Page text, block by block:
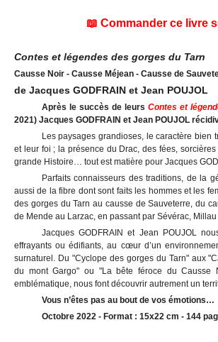
📖 Commander ce livre
Contes et légendes des gorges du Tarn
Causse Noir - Causse Méjean - Causse de
de Jacques GODFRAIN et Jean POUJOL
Après le succès de leurs Contes et
2021) Jacques GODFRAIN et Jean POUJOL
Les paysages grandioses, le caractère bien
et leur foi ; la présence du Drac, des fées,
grande Histoire… tout est matière pour Jacques
Parfaits connaisseurs des traditions, de la
aussi de la fibre dont sont faits les hommes et les
des gorges du Tarn au causse de Sauveterre, du
de Mende au Larzac, en passant par Sévérac,
Jacques GODFRAIN et Jean POUJOL
effrayants ou édifiants, au cœur d’un
surnaturel. Du "Cyclope des gorges du Tarn" aux
du mont Gargo" ou "La bête féroce du Causse
emblématique, nous font découvrir autrement un
Vous n’êtes pas au bout de vos émotions…
Octobre 2022 - Format : 15x22 cm - 144